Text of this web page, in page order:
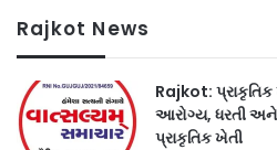
Rajkot News
Rajkot:
આરોગ્ય, ધરતી અને
પ્રાકૃતિક ખેતી